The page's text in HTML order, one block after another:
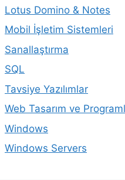
Lotus Domino & Notes
Mobil İşletim Sistemleri
Sanallaştırma
SQL
Tavsiye Yazılımlar
Web Tasarım ve
Windows
Windows Servers